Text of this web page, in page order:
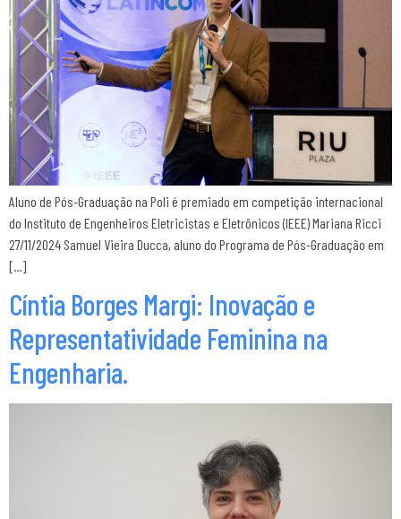
Aluno de Pós-Graduação na Poli é premiado em competição internacional
do Instituto de Engenheiros Eletricistas e Eletrônicos (IEEE) Mariana Ricci
27/11/2024 Samuel Vieira Ducca, aluno do Programa de Pós-Graduação em
[…]
Cíntia Borges Margi: Inovação e
Representatividade Feminina na
Engenharia.